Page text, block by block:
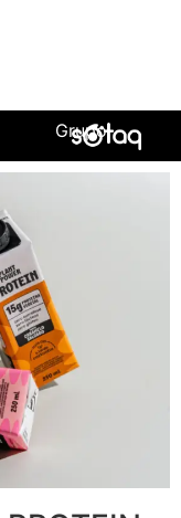
Grupo